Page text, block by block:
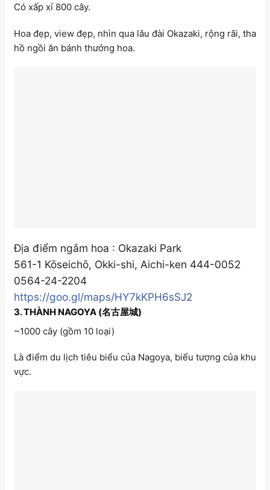
Có xấp xỉ 800 cây.
Hoa đẹp, view đẹp, nhìn qua lâu đài Okazaki, rộng rãi, tha
hồ ngồi ăn bánh thưởng hoa.
Địa điểm ngắm hoa : Okazaki Park
561-1 Kōseichō, Okki-shi, Aichi-ken 444-0052
0564-24-2204
https://goo.gl/maps/HY7kKPH6sSJ2
3. THÀNH NAGOYA (名古屋城)
~1000 cây (gồm 10 loại)
Là điểm du lịch tiêu biểu của Nagoya, biểu tượng của khu
vực.